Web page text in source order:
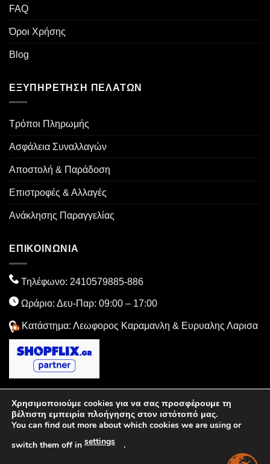
FAQ
Όροι Χρήσης
Blog
ΕΞΥΠΗΡΈΤΗΣΗ ΠΕΛΑΤΏΝ
Τρόποι Πληρωμής
Ασφάλεια Συναλλαγών
Αποστολή & Παράδοση
Επιστροφές & Αλλαγές
Ανάκλησης Παραγγελίας
ΕΠΙΚΟΙΝΩΝΙΑ
Τηλέφωνο: 2410579885-886
Ωράριο: Δευ-Παρ: 09:00 – 17:00
Κατάστημα: Λεωφορος Καραμανλη & Ευρυαλης Λαρισα
Visa MasterCardPayPal
American
Express
Dinners
Club
On
Copyright 2026 ©EthicSport
Χρησιμοποιούμε cookies για να σας προσφέρουμε τη
βέλτιστη εμπειρία πλοήγησης στον ιστότοπό μας.
You can find out more about which cookies we are using or
switch them off in settings .